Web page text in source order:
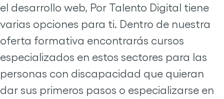
el desarrollo web, Por Talento Digital tiene
varias opciones para ti. Dentro de nuestra
oferta formativa encontrarás cursos
especializados en estos sectores para las
personas con discapacidad que quieran
dar sus primeros pasos o especializarse en